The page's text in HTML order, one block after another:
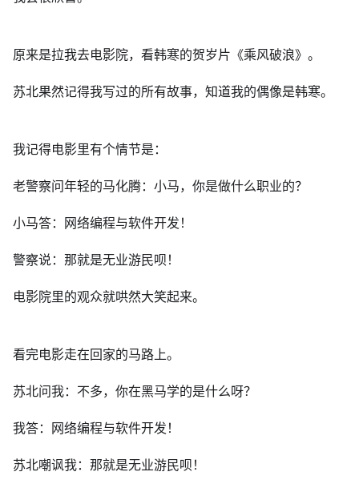
原来是拉我去电影院，看韩寒的贺岁片《乘风破浪》。
苏北果然记得我写过的所有故事，知道我的偶像是韩寒。
我记得电影里有个情节是：
老警察问年轻的马化腾：小马，你是做什么职业的？
小马答：网络编程与软件开发！
警察说：那就是无业游民呗！
电影院里的观众就哄然大笑起来。
看完电影走在回家的马路上。
苏北问我：不多，你在黑马学的是什么呀？
我答：网络编程与软件开发！
苏北嘲讽我：那就是无业游民呗！